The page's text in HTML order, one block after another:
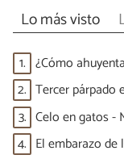
Lo más visto
1. ¿Cómo
2. Tercer párpado
3. Celo en gatos -
4. El embarazo de